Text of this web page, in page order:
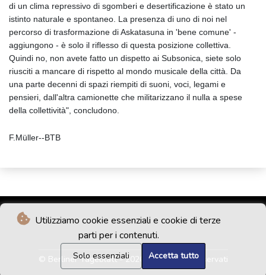
Utilizziamo cookie essenziali e cookie di terze
parti per i contenuti.
Solo essenziali Accetta tutto
di un clima repressivo di sgomberi e desertificazione è stato un
istinto naturale e spontaneo. La presenza di uno di noi nel
percorso di trasformazione di Askatasuna in 'bene comune' -
aggiungono - è solo il riflesso di questa posizione collettiva.
Quindi no, non avete fatto un dispetto ai Subsonica, siete solo
riusciti a mancare di rispetto al mondo musicale della città. Da
una parte decenni di spazi riempiti di suoni, voci, legami e
pensieri, dall'altra camionette che militarizzano il nulla a spese
della collettività", concludono.
F.Müller--BTB
© Berliner Tageblatt - 2026 - Tutti i diritti riservati